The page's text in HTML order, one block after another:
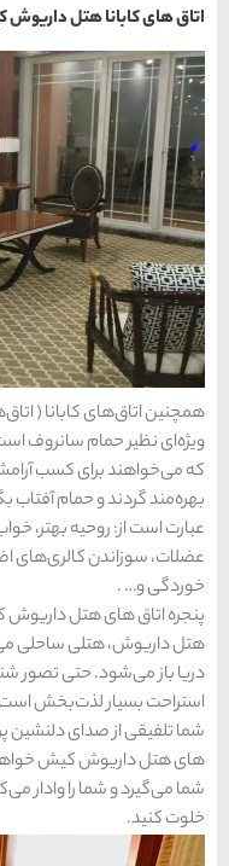
داریوش دارای امکانات
برای میهمانانی مناسب است
راحت از این سبک حمام
گرفتن دوش در زیر آفتاب
به سلامت قلب، تسکین درد
حساسیت پوستی، دفع سرما
طبیعی زیبایی است.
اتاق‌های آن رو به ساحل و
آب در هنگام خواب و
صدای امواج دریا را در اتاق
صدا صبحدم نیز خواب را از
و لحظاتی را با خودتان